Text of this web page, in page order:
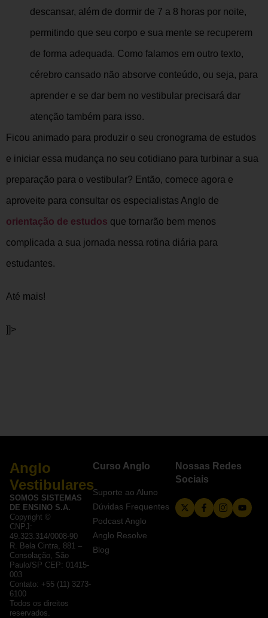
descansar, além de dormir de 7 a 8 horas por noite,
permitindo que seu corpo e sua mente se recuperem
de forma adequada. Como falamos em outro texto,
cérebro cansado não absorve conteúdo, ou seja, para
aprender e se dar bem no vestibular precisará dar
atenção também para isso.
Ficou animado para produzir o seu cronograma de estudos
e iniciar essa mudança no seu cotidiano para turbinar a sua
preparação para o vestibular? Então, comece agora e
aproveite para consultar os especialistas Anglo de
orientação de estudos que tornarão bem menos
complicada a sua jornada nessa rotina diária para
estudantes.
Até mais!
]]>
Anglo
Vestibulares
SOMOS SISTEMAS
DE ENSINO S.A.
Copyright ©
CNPJ:
49.323.314/0008-90
R. Bela Cintra, 881 –
Consolação, São
Paulo/SP CEP: 01415-
003
Contato: +55 (11) 3273-
6100
Todos os direitos
reservados.
Curso Anglo
Suporte ao Aluno
Dúvidas Frequentes
Podcast Anglo
Anglo Resolve
Blog
Nossas Redes
Sociais